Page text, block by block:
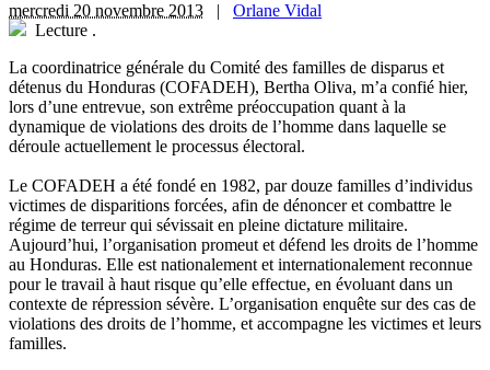
mercredi 20 novembre 2013 | Orlane Vidal
Lecture .
La coordinatrice générale du Comité des familles de disparus et
détenus du Honduras (COFADEH), Bertha Oliva, m’a confié hier,
lors d’une entrevue, son extrême préoccupation quant à la
dynamique de violations des droits de l’homme dans laquelle se
déroule actuellement le processus électoral.
Le COFADEH a été fondé en 1982, par douze familles d’individus
victimes de disparitions forcées, afin de dénoncer et combattre le
régime de terreur qui sévissait en pleine dictature militaire.
Aujourd’hui, l’organisation promeut et défend les droits de l’homme
au Honduras. Elle est nationalement et internationalement reconnue
pour le travail à haut risque qu’elle effectue, en évoluant dans un
contexte de répression sévère. L’organisation enquête sur des cas de
violations des droits de l’homme, et accompagne les victimes et leurs
familles.